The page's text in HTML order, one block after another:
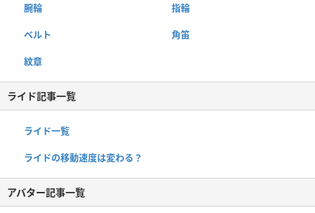
腕輪 指輪
ベルト 角笛
紋章
ライド記事一覧
ライド一覧
ライドの移動速度は変わる？
アバター記事一覧